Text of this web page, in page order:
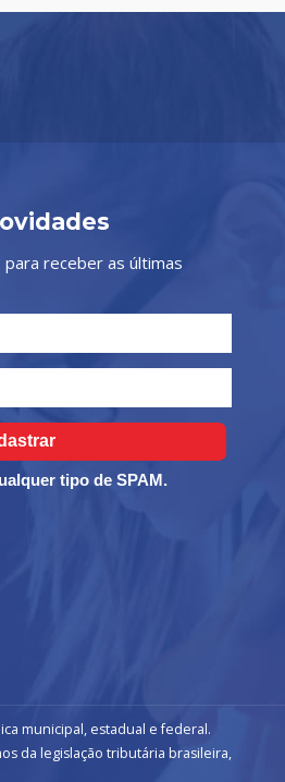
receber as últimas
tipo de SPAM.
municipal, estadual e federal.
da legislação tributária brasileira,